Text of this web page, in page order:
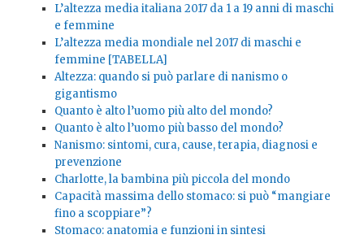
L’altezza media italiana 2017 da 1 a 19 anni di maschi
e femmine
L’altezza media mondiale nel 2017 di maschi e
femmine [TABELLA]
Altezza: quando si può parlare di nanismo o
gigantismo
Quanto è alto l’uomo più alto del mondo?
Quanto è alto l’uomo più basso del mondo?
Nanismo: sintomi, cura, cause, terapia, diagnosi e
prevenzione
Charlotte, la bambina più piccola del mondo
Capacità massima dello stomaco: si può “mangiare
fino a scoppiare”?
Stomaco: anatomia e funzioni in sintesi